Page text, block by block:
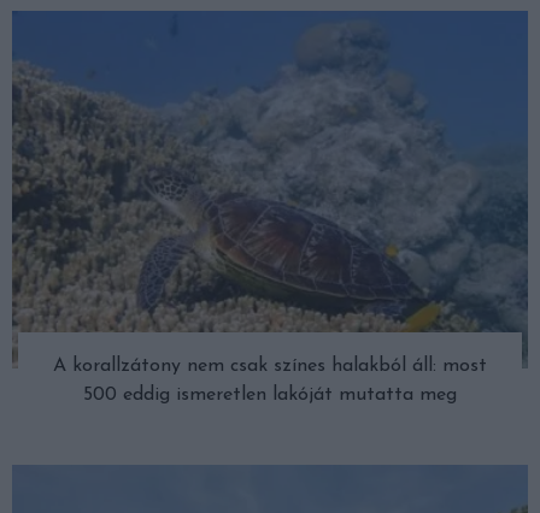
A korallzátony nem csak színes halakból áll: most
500 eddig ismeretlen lakóját mutatta meg